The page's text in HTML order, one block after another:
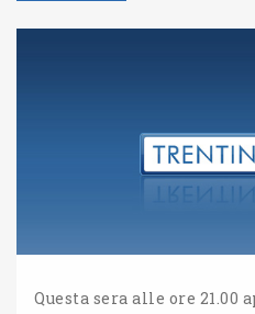
Questa sera alle ore 21.00